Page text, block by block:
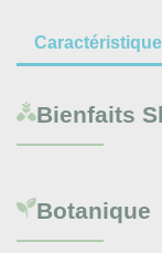
Bienfaits
Botanique